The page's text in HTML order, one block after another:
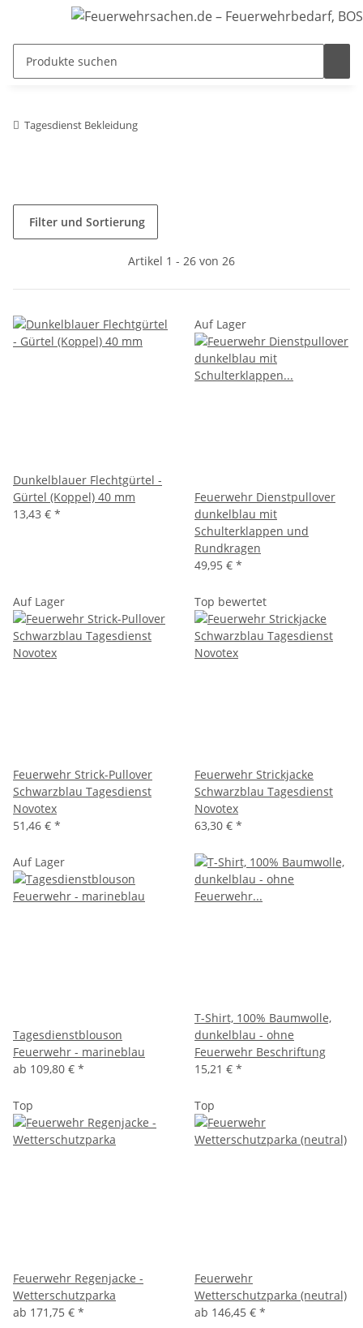
Tagesdienst Bekleidung
Filter und Sortierung
Artikel 1 - 26 von 26
Dunkelblauer Flechtgürtel -
Gürtel (Koppel) 40 mm
13,43 € *
Auf Lager
Feuerwehr Dienstpullover
dunkelblau mit
Schulterklappen und
Rundkragen
49,95 € *
Auf Lager
Feuerwehr Strick-Pullover
Schwarzblau Tagesdienst
Novotex
51,46 € *
Top bewertet
Feuerwehr Strickjacke
Schwarzblau Tagesdienst
Novotex
63,30 € *
Auf Lager
Tagesdienstblouson
Feuerwehr - marineblau
ab 109,80 € *
T-Shirt, 100% Baumwolle,
dunkelblau - ohne
Feuerwehr Beschriftung
15,21 € *
Top
Feuerwehr Regenjacke -
Wetterschutzparka
ab 171,75 € *
Top
Feuerwehr
Wetterschutzparka (neutral)
ab 146,45 € *